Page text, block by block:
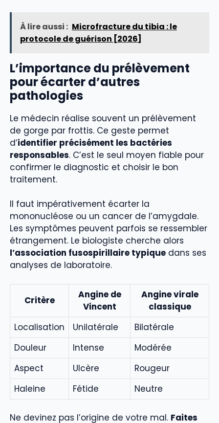
À lire aussi : Microfracture du tibia : le
protocole de guérison [2026]
L’importance du prélèvement
pour écarter d’autres
pathologies
Le médecin réalise souvent un prélèvement
de gorge par frottis. Ce geste permet
d’identifier précisément les bactéries
responsables. C’est le seul moyen fiable pour
confirmer le diagnostic et choisir le bon
traitement.
Il faut impérativement écarter la
mononucléose ou un cancer de l’amygdale.
Les symptômes peuvent parfois se ressembler
étrangement. Le biologiste cherche alors
l’association fusospirillaire typique dans ses
analyses de laboratoire.
Critère
Angine de
Vincent
Angine virale
classique
Localisation
Unilatérale
Bilatérale
Douleur
Intense
Modérée
Aspect
Ulcère
Rougeur
Haleine
Fétide Neutre
Ne devinez pas l’origine de votre mal. Faites